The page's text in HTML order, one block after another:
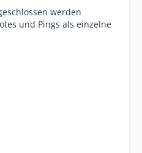
werden
und Pings als einzelne